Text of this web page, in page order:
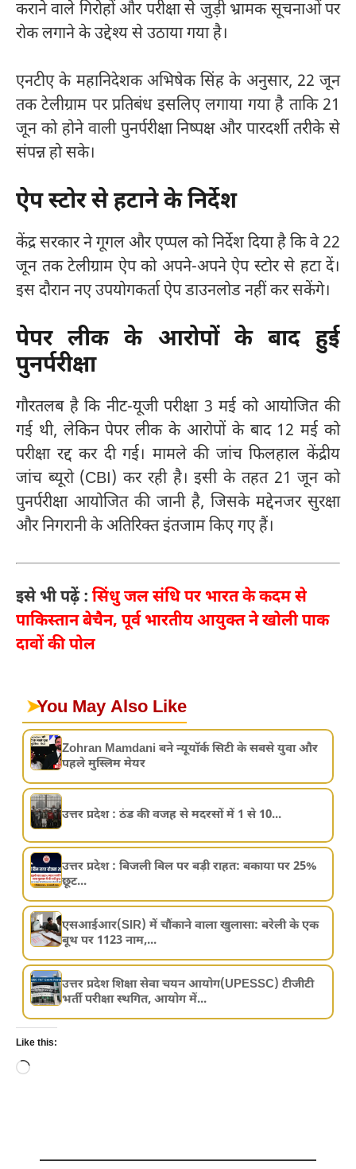
कराने वाले गिरोहों और परीक्षा से जुड़ी भ्रामक सूचनाओं पर
रोक लगाने के उद्देश्य से उठाया गया है।
एनटीए के महानिदेशक अभिषेक सिंह के अनुसार, 22 जून
तक टेलीग्राम पर प्रतिबंध इसलिए लगाया गया है ताकि 21
जून को होने वाली पुनर्परीक्षा निष्पक्ष और पारदर्शी तरीके से
संपन्न हो सके।
ऐप स्टोर से हटाने के निर्देश
केंद्र सरकार ने गूगल और एप्पल को निर्देश दिया है कि वे 22
जून तक टेलीग्राम ऐप को अपने-अपने ऐप स्टोर से हटा दें।
इस दौरान नए उपयोगकर्ता ऐप डाउनलोड नहीं कर सकेंगे।
पेपर लीक के आरोपों के बाद हुई
पुनर्परीक्षा
गौरतलब है कि नीट-यूजी परीक्षा 3 मई को आयोजित की
गई थी, लेकिन पेपर लीक के आरोपों के बाद 12 मई को
परीक्षा रद्द कर दी गई। मामले की जांच फिलहाल केंद्रीय
जांच ब्यूरो (CBI) कर रही है। इसी के तहत 21 जून को
पुनर्परीक्षा आयोजित की जानी है, जिसके मद्देनजर सुरक्षा
और निगरानी के अतिरिक्त इंतजाम किए गए हैं।
इसे भी पढ़ें : सिंधु जल संधि पर भारत के कदम से
पाकिस्तान बेचैन, पूर्व भारतीय आयुक्त ने खोली पाक
दावों की पोल
➤You May Also Like
Zohran Mamdani बने न्यूयॉर्क सिटी के सबसे युवा और
पहले मुस्लिम मेयर
उत्तर प्रदेश : ठंड की वजह से मदरसों में 1 से 10...
उत्तर प्रदेश : बिजली बिल पर बड़ी राहत: बकाया पर 25%
छूट...
एसआईआर(SIR) में चौंकाने वाला खुलासा: बरेली के एक
बूथ पर 1123 नाम,...
उत्तर प्रदेश शिक्षा सेवा चयन आयोग(UPESSC) टीजीटी
भर्ती परीक्षा स्थगित, आयोग में...
Like this:
Loading…